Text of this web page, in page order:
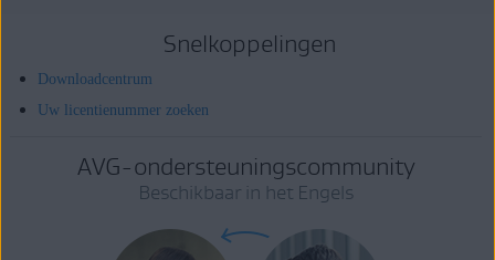
Snelkoppelingen
Downloadcentrum
Uw licentienummer zoeken
AVG-ondersteuningscommunity
Beschikbaar in het Engels